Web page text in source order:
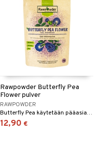
Rawpowder Butterfly Pea
Flower pulver
RAWPOWDER
Butterfly Pea käytetään pääasiassa antamaan luonnollista sinistä väriä smoothieille, chiavanukkaille, juomille, pannukakuille, kakkuille ja ruokalajeille.
12,90 €